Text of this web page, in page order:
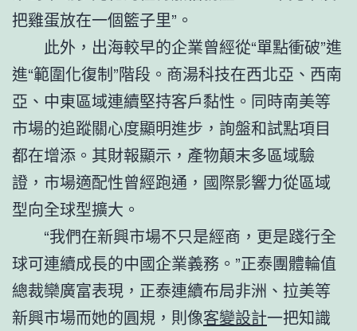
把雞蛋放在一個籃子里”。
此外，出海較早的企業曾經從“單點衝破”進
進“範圍化復制”階段。商湯科技在西北亞、西南
亞、中東區域連續堅持客戶黏性。同時南美等
市場的追蹤關心度顯明進步，詢盤和試點項目
都在增添。其財報顯示，產物顛末多區域驗
證，市場適配性曾經跑通，國際影響力從區域
型向全球型擴大。
“我們在新興市場不只是經商，更是踐行全
球可連續成長的中國企業義務。”正泰團體輪值
總裁欒廣富表現，正泰連續布局非洲、拉美等
新興市場而她的圓規，則像客變設計一把知識